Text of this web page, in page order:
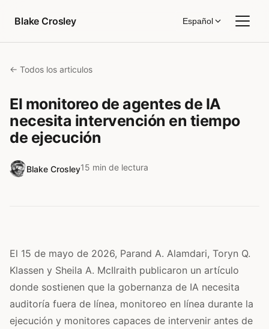
Blake Crosley
Español
← Todos los articulos
El monitoreo de agentes de IA
necesita intervención en tiempo
de ejecución
Blake Crosley15 min de lectura
El 15 de mayo de 2026, Parand A. Alamdari, Toryn Q.
Klassen y Sheila A. McIlraith publicaron un artículo
donde sostienen que la gobernanza de IA necesita
auditoría fuera de línea, monitoreo en línea durante la
ejecución y monitores capaces de intervenir antes de